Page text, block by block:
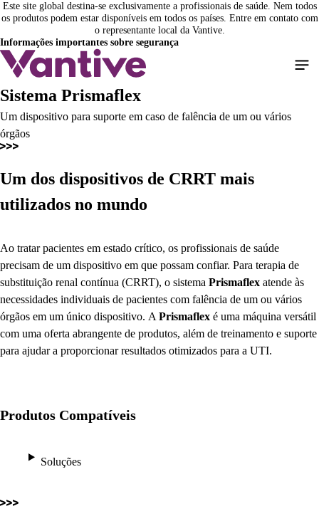
Pular
para
o
conteúdo
principal
Este site global destina-se exclusivamente a profissionais de saúde. Nem todos
os produtos podem estar disponíveis em todos os países. Entre em contato com
o representante local da Vantive.
Informações importantes sobre segurança
Sistema Prismaflex
Um dispositivo para suporte em caso de falência de um ou vários
órgãos
Um dos dispositivos de CRRT mais
utilizados no mundo
Ao tratar pacientes em estado crítico, os profissionais de saúde
precisam de um dispositivo em que possam confiar. Para terapia de
substituição renal contínua (CRRT), o sistema Prismaflex atende às
necessidades individuais de pacientes com falência de um ou vários
órgãos em um único dispositivo. A Prismaflex é uma máquina versátil
com uma oferta abrangente de produtos, além de treinamento e suporte
para ajudar a proporcionar resultados otimizados para a UTI.
Produtos Compatíveis
Soluções